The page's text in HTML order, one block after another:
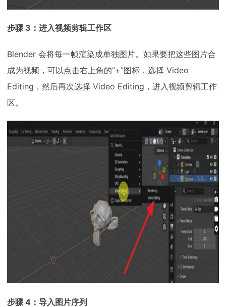
步骤 3：进入视频剪辑工作区
Blender 会将每一帧渲染成单独图片。如果要把这些图片合
成为视频，可以点击右上角的“+”图标，选择 Video
Editing，然后再次选择 Video Editing，进入视频剪辑工作
区。
步骤 4：导入图片序列